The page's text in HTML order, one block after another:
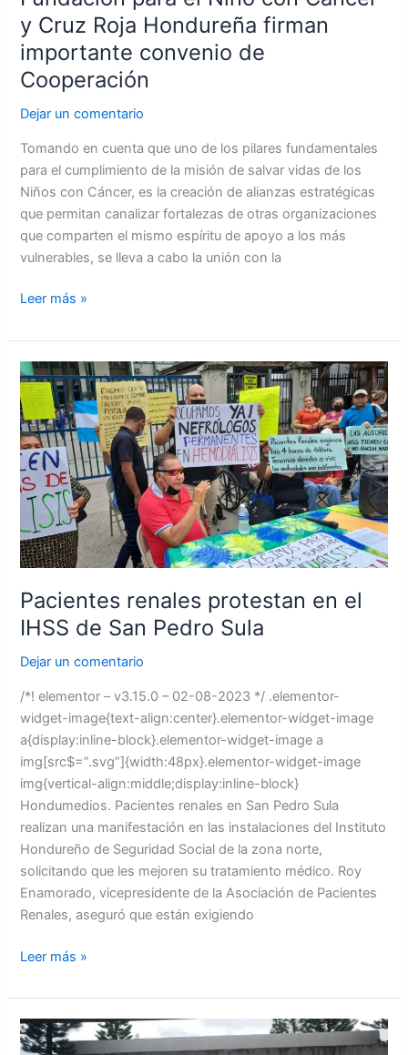
y Cruz Roja Hondureña firman
importante convenio de
Cooperación
Dejar un comentario
Tomando en cuenta que uno de los pilares fundamentales
para el cumplimiento de la misión de salvar vidas de los
Niños con Cáncer, es la creación de alianzas estratégicas
que permitan canalizar fortalezas de otras organizaciones
que comparten el mismo espíritu de apoyo a los más
vulnerables, se lleva a cabo la unión con la
Cooperación
Leer más »
Pacientes renales protestan en el
IHSS de San Pedro Sula
Dejar un comentario
/*! elementor – v3.15.0 – 02-08-2023 */ .elementor-
widget-image{text-align:center}.elementor-widget-image
a{display:inline-block}.elementor-widget-image a
img[src$=”.svg”]{width:48px}.elementor-widget-image
img{vertical-align:middle;display:inline-block}
Hondumedios. Pacientes renales en San Pedro Sula
realizan una manifestación en las instalaciones del Instituto
Hondureño de Seguridad Social de la zona norte,
solicitando que les mejoren su tratamiento médico. Roy
Enamorado, vicepresidente de la Asociación de Pacientes
Renales, aseguró que están exigiendo
Pacientes
renales
protestan
en
el
IHSS
de
San
Pedro
Sula
Leer más »
UNAH
suspende